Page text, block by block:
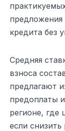
кредита без
Средняя
взноса
предлагают
предоплаты
регионе,
если снизить